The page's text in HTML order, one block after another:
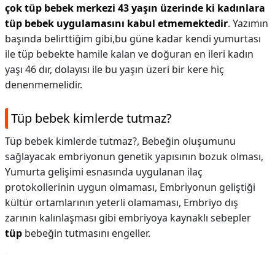
çok tüp bebek merkezi 43 yaşın üzerinde ki kadınlara
tüp bebek uygulamasını kabul etmemektedir. Yazımın
başında belirttiğim gibi,bu güne kadar kendi yumurtası
ile tüp bebekte hamile kalan ve doğuran en ileri kadın
yaşı 46 dır, dolayısı ile bu yaşın üzeri bir kere hiç
denenmemelidir.
Tüp bebek kimlerde tutmaz?
Tüp bebek kimlerde tutmaz?, Bebeğin oluşumunu
sağlayacak embriyonun genetik yapısının bozuk olması,
Yumurta gelişimi esnasında uygulanan ilaç
protokollerinin uygun olmaması, Embriyonun geliştiği
kültür ortamlarının yeterli olamaması, Embriyo dış
zarının kalınlaşması gibi embriyoya kaynaklı sebepler
tüp bebeğin tutmasını engeller.